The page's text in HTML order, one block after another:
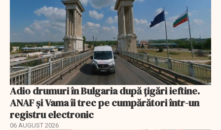
Adio drumuri în Bulgaria după țigări ieftine.
ANAF și Vama îi trec pe cumpărători într-un
registru electronic
06 AUGUST 2026